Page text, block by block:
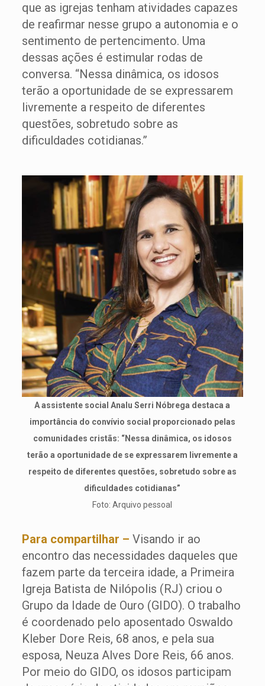
que as igrejas tenham atividades capazes
de reafirmar nesse grupo a autonomia e o
sentimento de pertencimento. Uma
dessas ações é estimular rodas de
conversa. “Nessa dinâmica, os idosos
terão a oportunidade de se expressarem
livremente a respeito de diferentes
questões, sobretudo sobre as
dificuldades cotidianas.”
A assistente social Analu Serri Nóbrega destaca a
importância do convívio social proporcionado pelas
comunidades cristãs: “Nessa dinâmica, os idosos
terão a oportunidade de se expressarem livremente a
respeito de diferentes questões, sobretudo sobre as
dificuldades cotidianas”
Foto: Arquivo pessoal
Para compartilhar – Visando ir ao
encontro das necessidades daqueles que
fazem parte da terceira idade, a Primeira
Igreja Batista de Nilópolis (RJ) criou o
Grupo da Idade de Ouro (GIDO). O trabalho
é coordenado pelo aposentado Oswaldo
Kleber Dore Reis, 68 anos, e pela sua
esposa, Neuza Alves Dore Reis, 66 anos.
Por meio do GIDO, os idosos participam